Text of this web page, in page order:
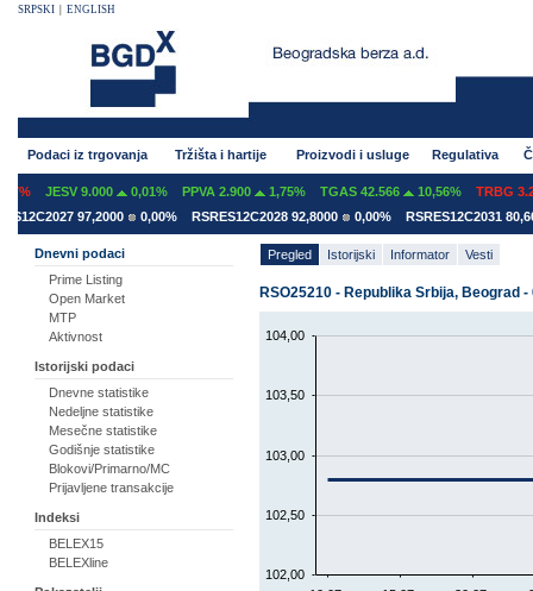
SRPSKI ENGLISH
Podaci iz trgovanja Tržišta i hartije Proizvodi i usluge Regulativa
JESV 9.000 0,01% PPVA 2.900 1,75% TGAS 42.566 10,56%
TRBG
97,2000
0,00% RSRES12C2028 92,8000 0,00% RSRES12C2031
Dnevni podaci
Prime Listing
Open Market
MTP
Aktivnost
Istorijski podaci
Dnevne statistike
Nedeljne statistike
Mesečne statistike
Godišnje statistike
Blokovi/Primarno/MC
Prijavljene transakcije
Indeksi
BELEX15
BELEXline
Pregled Istorijski Informator Vesti
RSO25210 - Republika Srbija, Beograd -
102,00
102,50
103,00
103,50
104,00